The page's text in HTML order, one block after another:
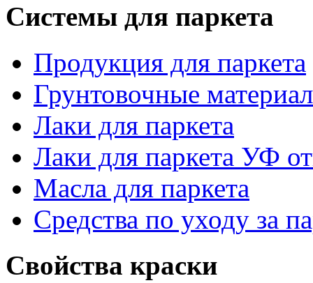
Системы для паркета
Продукция для паркета
Грунтовочные
Лаки для паркета
Лаки для паркета УФ
Масла для паркета
Средства по уходу за
Свойства краски